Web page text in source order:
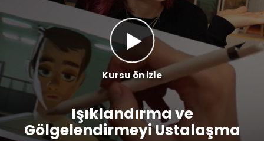
Hakkımızda
Giriş yap
Türkçe Kursu ön izle
Işıklandırma ve
Gölgelendirmeyi Ustalaşma